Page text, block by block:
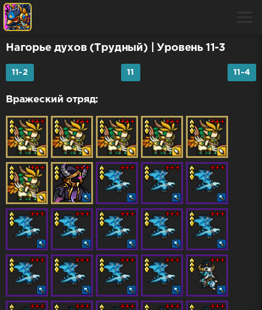
Нагорье духов (Трудный) | Уровень 11-3
11-2 11 11-4
Вражеский отряд: